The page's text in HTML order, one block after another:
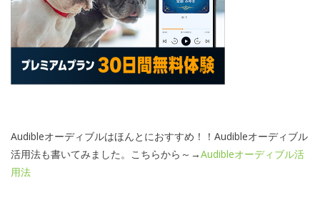
Audibleオーディブルはほんとにおすすめ！！Audibleオーディブル
活用法も書いてみました。こちらから～→Audibleオーディブル活
用法